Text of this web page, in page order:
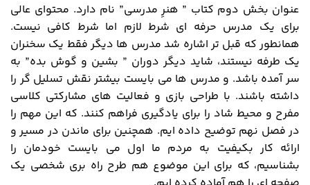
عنوان بخش دوم کتاب ” هنرِ مدرسی” نام دارد. محتوای عالی
برای یک مدرس حرفه ای شرط لازم اما شرط کافی نیست.
همانطور که قبل تر اشاره شد مدرس ها دیگر فقط یک سخنران
یک طرفه نیستند، شاید دیگر دوران ” بشین و گوش بده” به
سر آمده باشد. و مدرس ها می بایست بیشتر نقش تسلیل گر را
داشته باشند. با طراحی بازی و فعالیت های مشارکتی کلاسی
مفرح و محیط شاد را برای یادگیری فراهم کنند. که این مهم را
در فصل نهم توضیح داده ایم. همچنین برای ماندن در مسیر و
ارائه کار بکیفیت به مردم ما اول می بایست خودمان را
بشناسیم، که برای این موضوع هم طرح راه بری شخصی یک